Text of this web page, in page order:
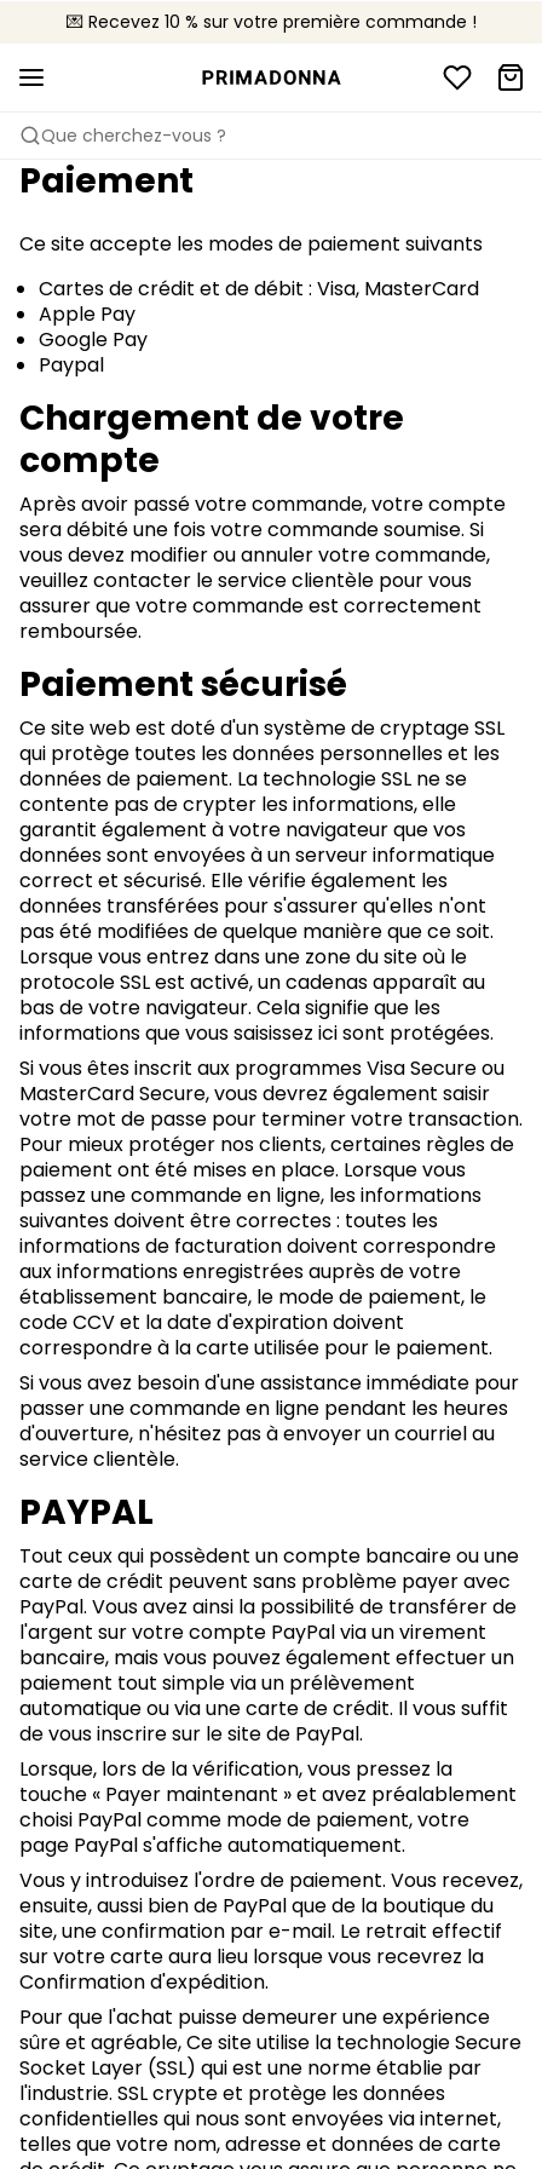
💌 Recevez 10 % sur votre première commande !
🚚 Livraison gratuite à partir de 90€
📦 Retours gratuits
Que cherchez-vous ?
Paiement
Ce site accepte les modes de paiement suivants
Cartes de crédit et de débit : Visa, MasterCard
Apple Pay
Google Pay
Paypal
Chargement de votre
compte
Après avoir passé votre commande, votre compte
sera débité une fois votre commande soumise. Si
vous devez modifier ou annuler votre commande,
veuillez contacter le service clientèle pour vous
assurer que votre commande est correctement
remboursée.
Paiement sécurisé
Ce site web est doté d'un système de cryptage SSL
qui protège toutes les données personnelles et les
données de paiement. La technologie SSL ne se
contente pas de crypter les informations, elle
garantit également à votre navigateur que vos
données sont envoyées à un serveur informatique
correct et sécurisé. Elle vérifie également les
données transférées pour s'assurer qu'elles n'ont
pas été modifiées de quelque manière que ce soit.
Lorsque vous entrez dans une zone du site où le
protocole SSL est activé, un cadenas apparaît au
bas de votre navigateur. Cela signifie que les
informations que vous saisissez ici sont protégées.
Si vous êtes inscrit aux programmes Visa Secure ou
MasterCard Secure, vous devrez également saisir
votre mot de passe pour terminer votre transaction.
Pour mieux protéger nos clients, certaines règles de
paiement ont été mises en place. Lorsque vous
passez une commande en ligne, les informations
suivantes doivent être correctes : toutes les
informations de facturation doivent correspondre
aux informations enregistrées auprès de votre
établissement bancaire, le mode de paiement, le
code CCV et la date d'expiration doivent
correspondre à la carte utilisée pour le paiement.
Si vous avez besoin d'une assistance immédiate pour
passer une commande en ligne pendant les heures
d'ouverture, n'hésitez pas à envoyer un courriel au
service clientèle.
PAYPAL
Tout ceux qui possèdent un compte bancaire ou une
carte de crédit peuvent sans problème payer avec
PayPal. Vous avez ainsi la possibilité de transférer de
l'argent sur votre compte PayPal via un virement
bancaire, mais vous pouvez également effectuer un
paiement tout simple via un prélèvement
automatique ou via une carte de crédit. Il vous suffit
de vous inscrire sur le site de PayPal.
Lorsque, lors de la vérification, vous pressez la
touche « Payer maintenant » et avez préalablement
choisi PayPal comme mode de paiement, votre
page PayPal s'affiche automatiquement.
Vous y introduisez l'ordre de paiement. Vous recevez,
ensuite, aussi bien de PayPal que de la boutique du
site, une confirmation par e-mail. Le retrait effectif
sur votre carte aura lieu lorsque vous recevrez la
Confirmation d'expédition.
Pour que l'achat puisse demeurer une expérience
sûre et agréable, Ce site utilise la technologie Secure
Socket Layer (SSL) qui est une norme établie par
l'industrie. SSL crypte et protège les données
confidentielles qui nous sont envoyées via internet,
telles que votre nom, adresse et données de carte